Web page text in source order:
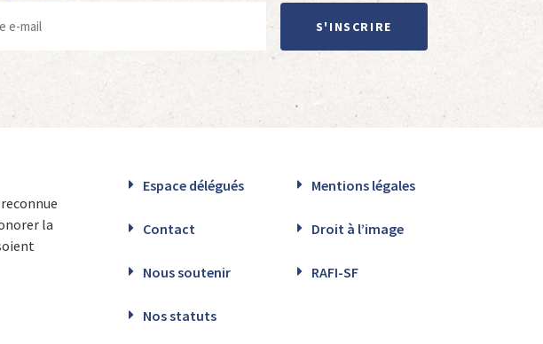
S'INSCRIRE
la
Espace délégués Mentions légales
Contact Droit à l’image
Nous soutenir RAFI-SF
Nos statuts